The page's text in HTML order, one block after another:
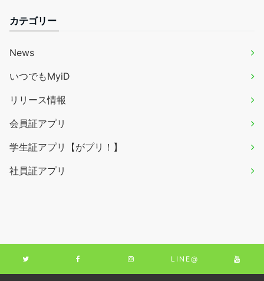
カテゴリー
News
いつでもMyiD
リリース情報
会員証アプリ
学生証アプリ【がプリ！】
社員証アプリ
LINE@